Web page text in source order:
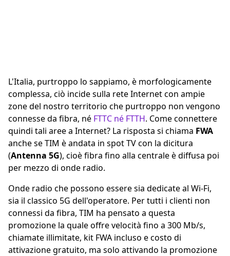
L'Italia, purtroppo lo sappiamo, è morfologicamente
complessa, ciò incide sulla rete Internet con ampie
zone del nostro territorio che purtroppo non vengono
connesse da fibra, né FTTC né FTTH. Come connettere
quindi tali aree a Internet? La risposta si chiama FWA
anche se TIM è andata in spot TV con la dicitura
(Antenna 5G), cioè fibra fino alla centrale è diffusa poi
per mezzo di onde radio.
Onde radio che possono essere sia dedicate al Wi-Fi,
sia il classico 5G dell'operatore. Per tutti i clienti non
connessi da fibra, TIM ha pensato a questa
promozione la quale offre velocità fino a 300 Mb/s,
chiamate illimitate, kit FWA incluso e costo di
attivazione gratuito, ma solo attivando la promozione